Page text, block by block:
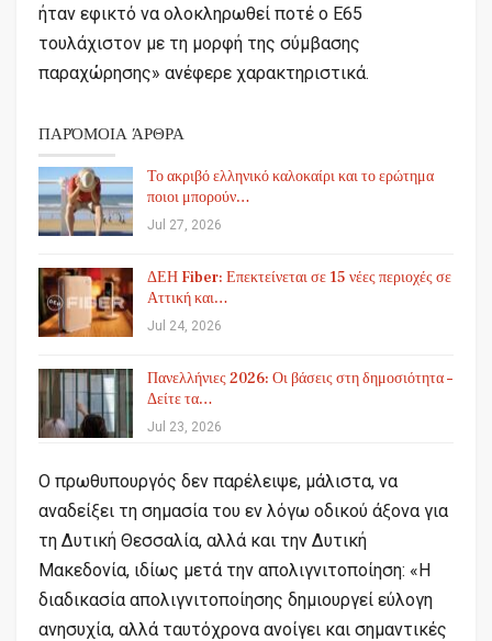
ήταν εφικτό να ολοκληρωθεί ποτέ ο Ε65
τουλάχιστον με τη μορφή της σύμβασης
παραχώρησης» ανέφερε χαρακτηριστικά.
ΠΑΡΌΜΟΙΑ ΆΡΘΡΑ
Το ακριβό ελληνικό καλοκαίρι και το ερώτημα
ποιοι μπορούν…
Jul 27, 2026
ΔΕΗ Fiber: Επεκτείνεται σε 15 νέες περιοχές σε
Αττική και…
Jul 24, 2026
Πανελλήνιες 2026: Οι βάσεις στη δημοσιότητα –
Δείτε τα…
Jul 23, 2026
Ο πρωθυπουργός δεν παρέλειψε, μάλιστα, να
αναδείξει τη σημασία του εν λόγω οδικού άξονα για
τη Δυτική Θεσσαλία, αλλά και την Δυτική
Μακεδονία, ιδίως μετά την απολιγνιτοποίηση: «Η
διαδικασία απολιγνιτοποίησης δημιουργεί εύλογη
ανησυχία, αλλά ταυτόχρονα ανοίγει και σημαντικές